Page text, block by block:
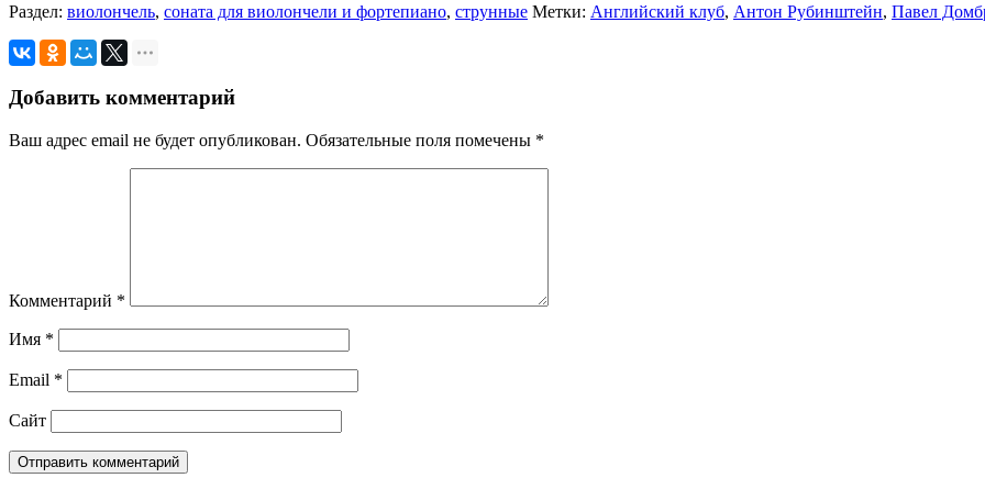
Раздел: виолончель, соната для виолончели и фортепиано, струнные Метки: Английский клуб, Антон Рубинштейн, Павел
Добавить комментарий
Ваш адрес email не будет опубликован. Обязательные поля помечены *
Комментарий *
Имя *
Email *
Сайт